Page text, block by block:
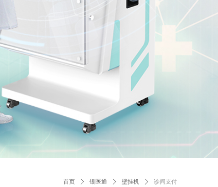
首页 ꄲ 银医通 ꄲ 壁挂机 ꄲ 诊间支付